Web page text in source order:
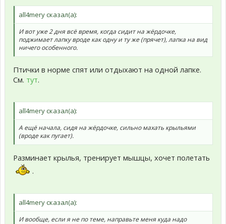
all4mery сказал(а):
И вот уже 2 дня всё время, когда сидит на жёрдочке,
поджимает лапку вроде как одну и ту же (прячет), лапка на вид
ничего особенного.
Птички в норме спят или отдыхают на одной лапке.
См. тут.
all4mery сказал(а):
А ещё начала, сидя на жёрдочке, сильно махать крыльями
(вроде как пугает).
Разминает крылья, тренирует мышцы, хочет полетать
.
all4mery сказал(а):
И вообще, если я не по теме, направьте меня куда надо